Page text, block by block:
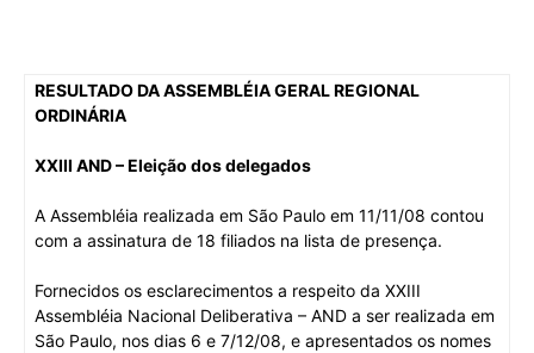
RESULTADO DA ASSEMBLÉIA GERAL REGIONAL
ORDINÁRIA
XXIII AND – Eleição dos delegados
A Assembléia realizada em São Paulo em 11/11/08 contou
com a assinatura de 18 filiados na lista de presença.
Fornecidos os esclarecimentos a respeito da XXIII
Assembléia Nacional Deliberativa – AND a ser realizada em
São Paulo, nos dias 6 e 7/12/08, e apresentados os nomes